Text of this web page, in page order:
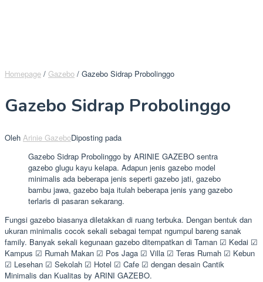
Homepage / Gazebo / Gazebo Sidrap Probolinggo
Gazebo Sidrap Probolinggo
Oleh Arinie GazeboDiposting pada
Gazebo Sidrap Probolinggo by ARINIE GAZEBO sentra
gazebo glugu kayu kelapa. Adapun jenis gazebo model
minimalis ada beberapa jenis seperti gazebo jati, gazebo
bambu jawa, gazebo baja itulah beberapa jenis yang gazebo
terlaris di pasaran sekarang.
Fungsi gazebo biasanya diletakkan di ruang terbuka. Dengan bentuk dan
ukuran minimalis cocok sekali sebagai tempat ngumpul bareng sanak
family. Banyak sekali kegunaan gazebo ditempatkan di Taman ☑ Kedai ☑
Kampus ☑ Rumah Makan ☑ Pos Jaga ☑ Villa ☑ Teras Rumah ☑ Kebun
☑ Lesehan ☑ Sekolah ☑ Hotel ☑ Cafe ☑ dengan desain Cantik
Minimalis dan Kualitas by ARINI GAZEBO.